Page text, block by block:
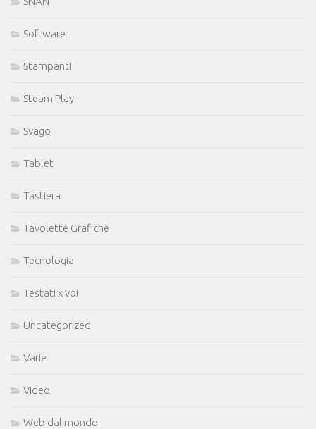
Software
Stampanti
Steam Play
Svago
Tablet
Tastiera
Tavolette Grafiche
Tecnologia
Testati x voi
Uncategorized
Varie
Video
Web dal mondo